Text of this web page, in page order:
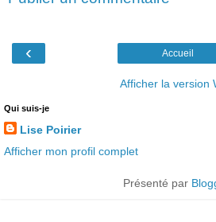
‹ Accueil
Afficher la version
Qui suis-je
Lise Poirier
Afficher mon profil complet
Présenté par